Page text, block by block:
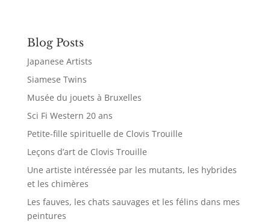
Blog Posts
Japanese Artists
Siamese Twins
Musée du jouets à Bruxelles
Sci Fi Western 20 ans
Petite-fille spirituelle de Clovis Trouille
Leçons d’art de Clovis Trouille
Une artiste intéressée par les mutants, les hybrides
et les chimères
Les fauves, les chats sauvages et les félins dans mes
peintures